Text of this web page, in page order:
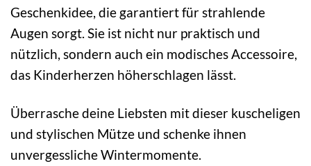
Geschenkidee, die garantiert für strahlende
Augen sorgt. Sie ist nicht nur praktisch und
nützlich, sondern auch ein modisches Accessoire,
das Kinderherzen höherschlagen lässt.
Überrasche deine Liebsten mit dieser kuscheligen
und stylischen Mütze und schenke ihnen
unvergessliche Wintermomente.